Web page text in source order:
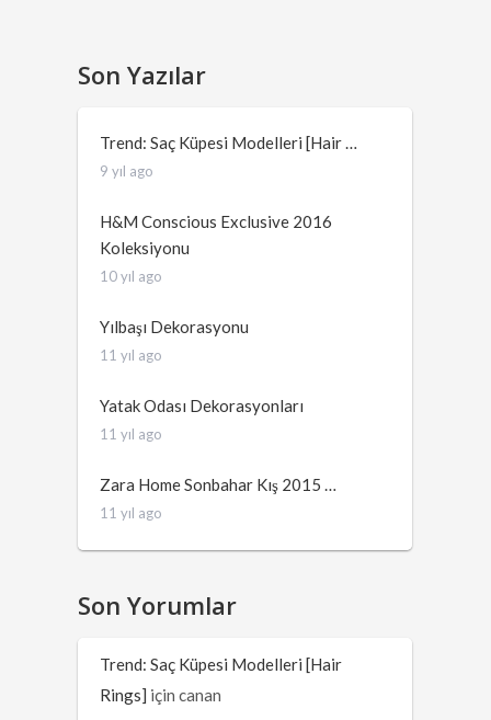
Son Yazılar
Trend: Saç Küpesi Modelleri [Hair …
9 yıl ago
H&M Conscious Exclusive 2016
Koleksiyonu
10 yıl ago
Yılbaşı Dekorasyonu
11 yıl ago
Yatak Odası Dekorasyonları
11 yıl ago
Zara Home Sonbahar Kış 2015 …
11 yıl ago
Son Yorumlar
Trend: Saç Küpesi Modelleri [Hair
Rings] içincanan